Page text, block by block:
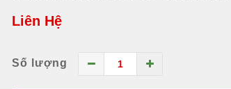
Liên Hệ
Số lượng